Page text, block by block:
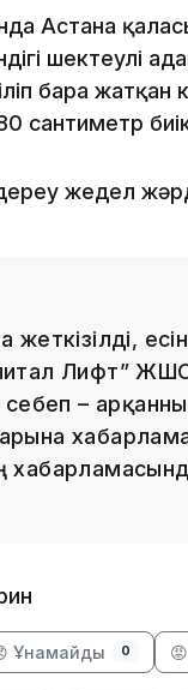
Астана
шектеулі
бара
сантиметр
дереу жедел
жеткізілді,
Лифт”
себеп –
Ұнамайды 0